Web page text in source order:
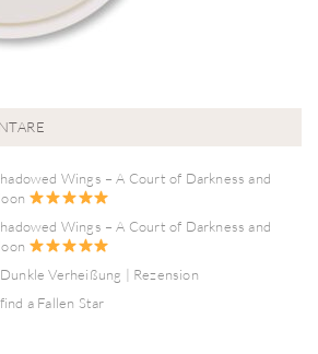
Wings – A Court of Darkness and
Wings – A Court of Darkness and
Verheißung | Rezension
a Fallen Star